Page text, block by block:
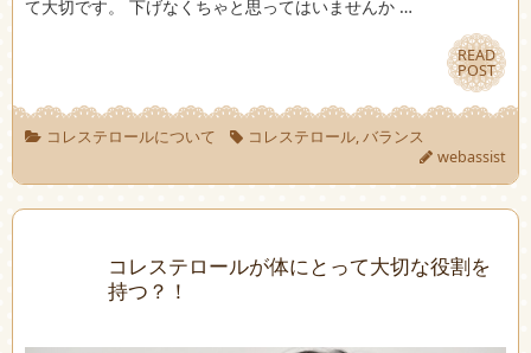
て大切です。 下げなくちゃと思ってはいませんか …
READ
POST
READ
POST
コレステロールについて コレステロール,バランス
webassist
コレステロールが体にとって大切な役割を
持つ？！